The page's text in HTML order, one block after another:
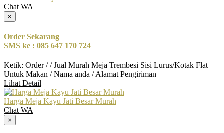
Chat WA
×
Order Sekarang
SMS ke : 085 647 170 724
Ketik: Order / / Jual Murah Meja Trembesi Sisi Lurus/Kotak Flat
Untuk Makan / Nama anda / Alamat Pengiriman
Lihat Detail
Harga Meja Kayu Jati Besar Murah
Chat WA
×